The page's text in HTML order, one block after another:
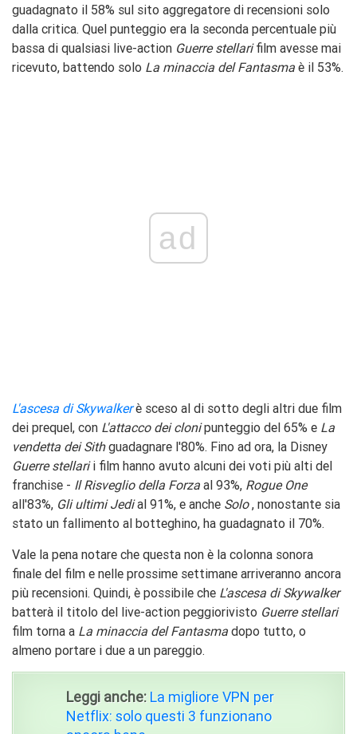
guadagnato il 58% sul sito aggregatore di recensioni solo
dalla critica. Quel punteggio era la seconda percentuale più
bassa di qualsiasi live-action Guerre stellarifilm avesse mai
ricevuto, battendo solo La minaccia del Fantasma è il 53%.
ad
L'ascesa di Skywalker è sceso al di sotto degli altri due film
dei prequel, con L'attacco dei clonipunteggio del 65% e La
vendetta dei Sithguadagnare l'80%. Fino ad ora, la Disney
Guerre stellarii film hanno avuto alcuni dei voti più alti del
franchise - Il Risveglio della Forza al 93%, Rogue One
all'83%, Gli ultimi Jedial 91%, e anche Solo, nonostante sia
stato un fallimento al botteghino, ha guadagnato il 70%.
Vale la pena notare che questa non è la colonna sonora
finale del film e nelle prossime settimane arriveranno ancora
più recensioni. Quindi, è possibile che L'ascesa di Skywalker
batterà il titolo del live-action peggiorivisto Guerre stellari
film torna a La minaccia del Fantasma dopo tutto, o
almeno portare i due a un pareggio.
Leggi anche: La migliore VPN per
Netflix: solo questi 3 funzionano